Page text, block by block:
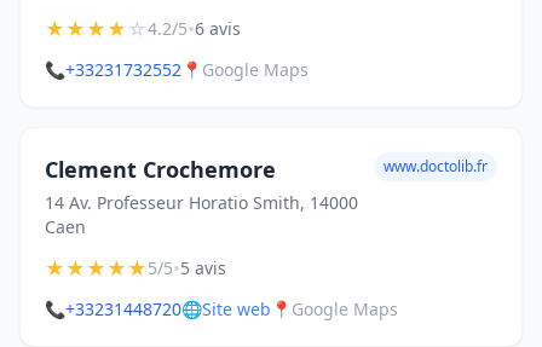
★★★★☆4.2/5•6 avis
📞+33231732552 📍 Google Maps
Clement Crochemore
14 Av. Professeur Horatio Smith, 14000
Caen
www.doctolib.fr
★★★★★5/5•5 avis
📞+33231448720🌐Site web 📍 Google Maps